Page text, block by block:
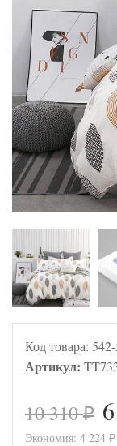
Код товара:
Артикул:
10 310₽
Экономия: 4 224 ₽